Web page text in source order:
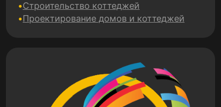
Строительство коттеджей
Проектирование домов и коттеджей